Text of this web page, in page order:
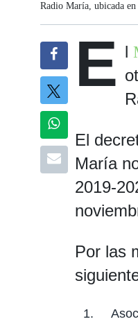
Radio María, ubicada
E l
El
María
2019-
Por las